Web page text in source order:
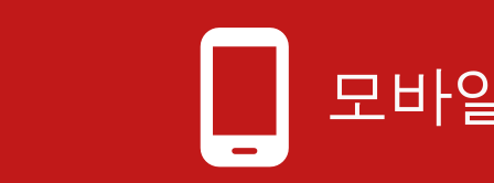
phone_android 모바